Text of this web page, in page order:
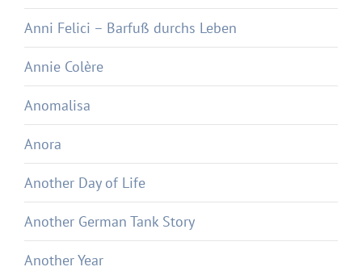
Anni Felici – Barfuß durchs Leben
Annie Colère
Anomalisa
Anora
Another Day of Life
Another German Tank Story
Another Year